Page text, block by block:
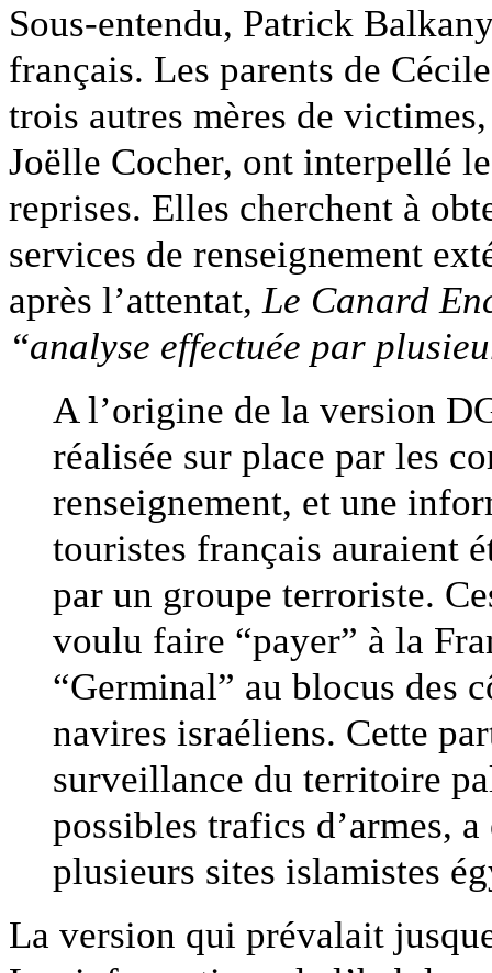
Sous-entendu, Patrick
français. Les parents de
trois autres mères de
Joëlle Cocher, ont interpellé
reprises. Elles cherchent à
services de renseignement
après l’attentat,Le Canard
“analyse effectuée par
A l’origine de la version
réalisée sur place par les
renseignement, et une
touristes français auraient
par un groupe terroriste.
voulu faire “payer” à la
“Germinal” au blocus des
navires israéliens. Cette
surveillance du territoire
possibles trafics d’armes,
plusieurs sites islamistes
La version qui prévalait